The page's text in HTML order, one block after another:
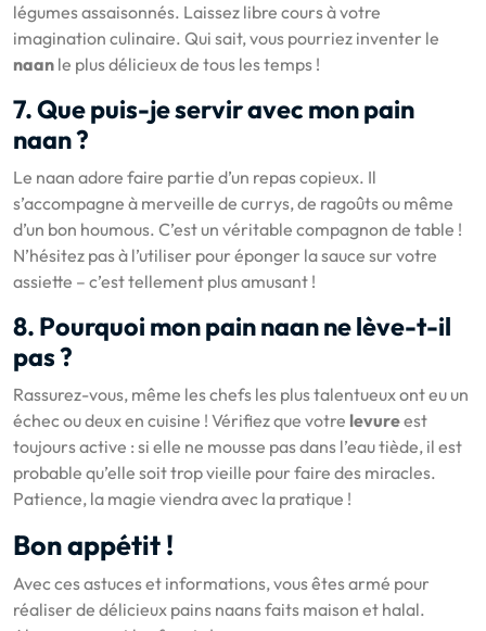
légumes assaisonnés. Laissez libre cours à votre
imagination culinaire. Qui sait, vous pourriez inventer le
naan le plus délicieux de tous les temps !
7. Que puis-je servir avec mon pain
naan ?
Le naan adore faire partie d’un repas copieux. Il
s’accompagne à merveille de currys, de ragoûts ou même
d’un bon houmous. C’est un véritable compagnon de table !
N’hésitez pas à l’utiliser pour éponger la sauce sur votre
assiette – c’est tellement plus amusant !
8. Pourquoi mon pain naan ne lève-t-il
pas ?
Rassurez-vous, même les chefs les plus talentueux ont eu un
échec ou deux en cuisine ! Vérifiez que votre levureest
toujours active : si elle ne mousse pas dans l’eau tiède, il est
probable qu’elle soit trop vieille pour faire des miracles.
Patience, la magie viendra avec la pratique !
Bon appétit !
Avec ces astuces et informations, vous êtes armé pour
réaliser de délicieux pains naans faits maison et halal.